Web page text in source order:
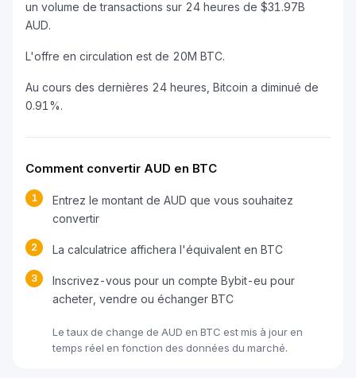
un volume de transactions sur 24 heures de $31.97B
AUD.
L'offre en circulation est de 20M BTC.
Au cours des dernières 24 heures, Bitcoin a diminué de
0.91%.
Comment convertir AUD en BTC
1
Entrez le montant de AUD que vous souhaitez
convertir
2 La calculatrice affichera l'équivalent en BTC
3
Inscrivez-vous pour un compte Bybit-eu pour
acheter, vendre ou échanger BTC
Le taux de change de AUD en BTC est mis à jour en
temps réel en fonction des données du marché.